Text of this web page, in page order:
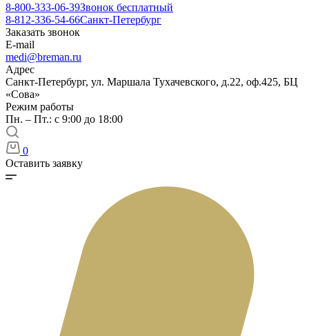
8-800-333-06-39Звонок бесплатный
8-812-336-54-66Санкт-Петербург
Заказать звонок
E-mail
medi@breman.ru
Адрес
Санкт-Петербург, ул. Маршала Тухачевского, д.22, оф.425, БЦ
«Сова»
Режим работы
Пн. – Пт.: с 9:00 до 18:00
0
Оставить заявку